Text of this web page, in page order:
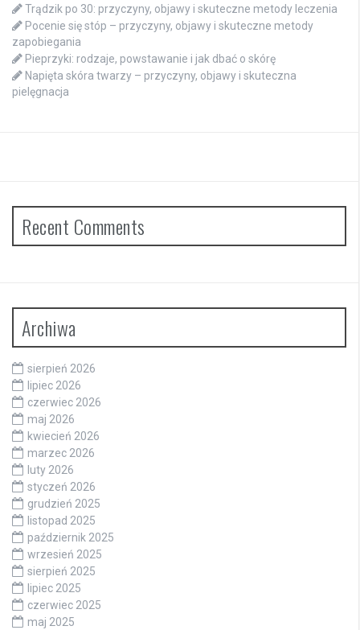
Trądzik po 30: przyczyny, objawy i skuteczne metody leczenia
Pocenie się stóp – przyczyny, objawy i skuteczne metody
zapobiegania
Pieprzyki: rodzaje, powstawanie i jak dbać o skórę
Napięta skóra twarzy – przyczyny, objawy i skuteczna
pielęgnacja
Recent Comments
Archiwa
sierpień 2026
lipiec 2026
czerwiec 2026
maj 2026
kwiecień 2026
marzec 2026
luty 2026
styczeń 2026
grudzień 2025
listopad 2025
październik 2025
wrzesień 2025
sierpień 2025
lipiec 2025
czerwiec 2025
maj 2025